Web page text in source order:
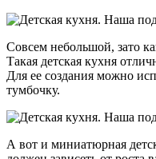
Совсем небольшой, зато
Такая детская кухня
Для ее создания можно
тумбочку.
А вот и миниатюрная